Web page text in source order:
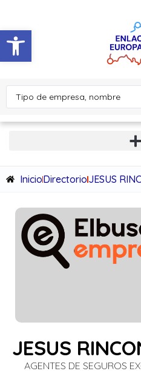
Abrir barra de herramientas
InicioDirectorioJESUS
JESUS
AGENTES DE SEGUROS